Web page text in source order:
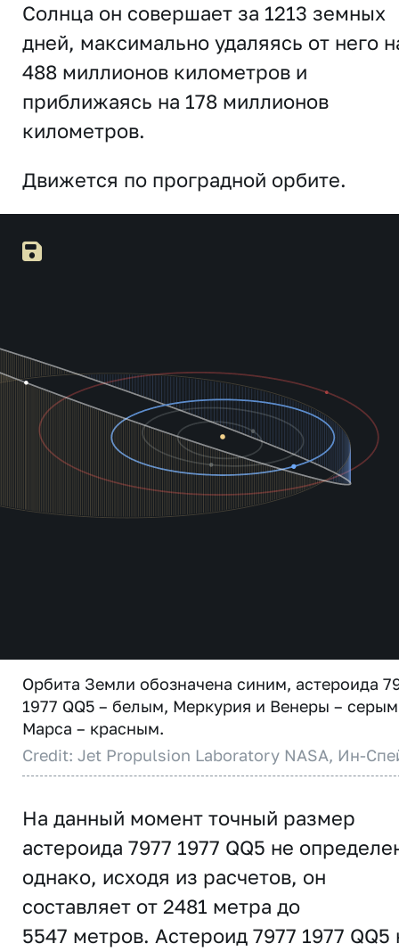
Солнца он совершает за 1213 земных
дней, максимально удаляясь от него
488 миллионов километров и
приближаясь на 178 миллионов
километров.
Движется по проградной орбите.
Орбита Земли обозначена синим, астероида
1977 QQ5 – белым, Меркурия и Венеры –
Марса – красным.
Credit: Jet Propulsion Laboratory NASA, Ин-
На данный момент точный размер
астероида 7977 1977 QQ5 не
однако, исходя из расчетов, он
составляет от 2481 метра до
5547 метров. Астероид 7977 1977 QQ5